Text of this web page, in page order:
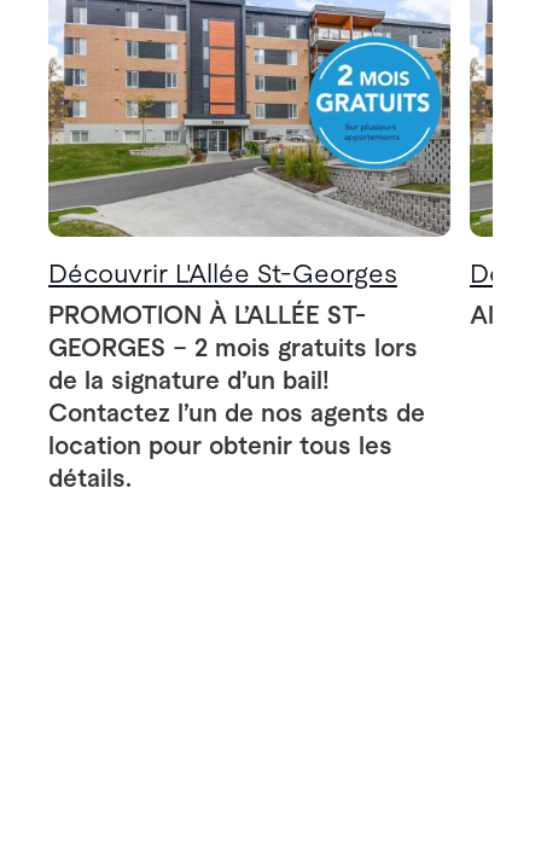
Découvrir L'Allée St-Georges
PROMOTION À L’ALLÉE ST-
GEORGES – 2 mois gratuits lors
de la signature d’un bail!
Contactez l’un de nos agents de
location pour obtenir tous les
détails.
Allée